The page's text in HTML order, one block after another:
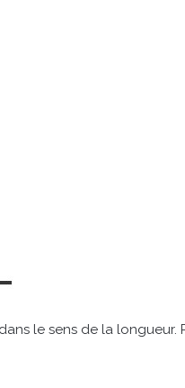
le sens de la longueur.